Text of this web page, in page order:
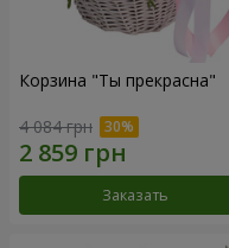
Корзина "Ты прекрасна"
4 084 грн
Заказать